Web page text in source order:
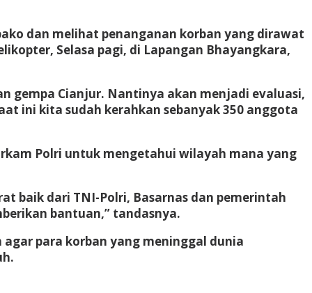
dan melihat penanganan korban yang dirawat
Selasa pagi, di Lapangan Bhayangkara,
gempa Cianjur. Nantinya akan menjadi evaluasi,
ini kita sudah kerahkan sebanyak 350 anggota
Polri untuk mengetahui wilayah mana yang
baik dari TNI-Polri, Basarnas dan pemerintah
bantuan,” tandasnya.
para korban yang meninggal dunia